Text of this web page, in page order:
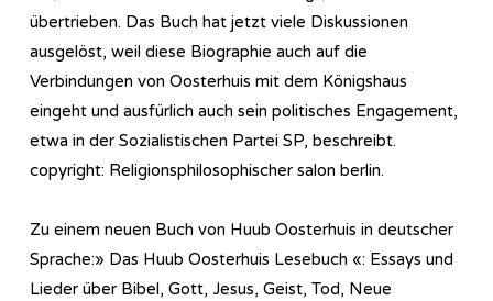
übertrieben. Das Buch hat jetzt viele Diskussionen
ausgelöst, weil diese Biographie auch auf die
Verbindungen von Oosterhuis mit dem Königshaus
eingeht und ausfürlich auch sein politisches Engagement,
etwa in der Sozialistischen Partei SP, beschreibt.
copyright: Religionsphilosophischer salon berlin.
Zu einem neuen Buch von Huub Oosterhuis in deutscher
Sprache:» Das Huub Oosterhuis Lesebuch «: Essays und
Lieder über Bibel, Gott, Jesus, Geist, Tod, Neue